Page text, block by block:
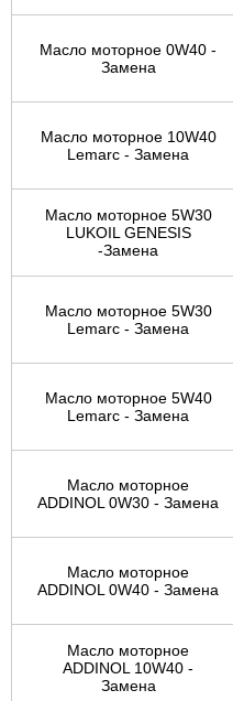
Масло моторное 0W40 -
Замена
Масло моторное 10W40
Lemarc - Замена
Масло моторное 5W30
LUKOIL GENESIS
-Замена
Масло моторное 5W30
Lemarc - Замена
Масло моторное 5W40
Lemarc - Замена
Масло моторное
ADDINOL 0W30 - Замена
Масло моторное
ADDINOL 0W40 - Замена
Масло моторное
ADDINOL 10W40 -
Замена